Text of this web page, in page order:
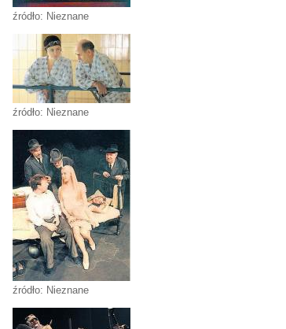
źródło: Nieznane
źródło: Nieznane
źródło: Nieznane